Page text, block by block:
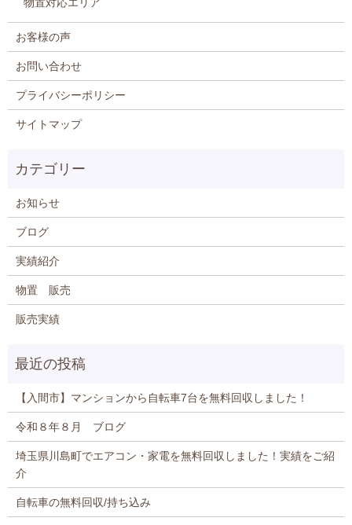
お客様の声
お問い合わせ
プライバシーポリシー
サイトマップ
お知らせ
ブログ
実績紹介
物置 販売
販売実績
【入間市】マンションから自転車7台を無料回収しました！
令和８年８月 ブログ
埼玉県川島町でエアコン・家電を無料回収しました！実績をご紹
介
自転車の無料回収/持ち込み